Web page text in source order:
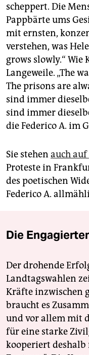
scheppert. Die
Pappbärte ums
mit ernsten,
verstehen, was
grows slowly.“ Wie
Langeweile. „The
The prisons are
sind immer
sind immer
die Federico A. im
Sie stehen auch
Proteste in
des poetischen
Federico A.
Die
Der drohende
Landtagswahlen
Kräfte inzwischen
braucht es
und vor allem mit
für eine starke
kooperiert